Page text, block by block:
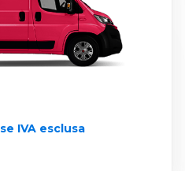
IVA esclusa